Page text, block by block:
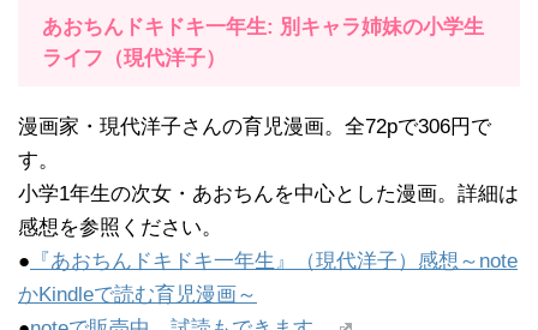
あおちんドキドキ一年生: 別キャラ姉妹の小学生
ライフ（現代洋子）
漫画家・現代洋子さんの育児漫画。全72pで306円で
す。
小学1年生の次女・あおちんを中心とした漫画。詳細は
感想を参照ください。
● 『あおちんドキドキ一年生』（現代洋子）感想～note
かKindleで読む育児漫画～